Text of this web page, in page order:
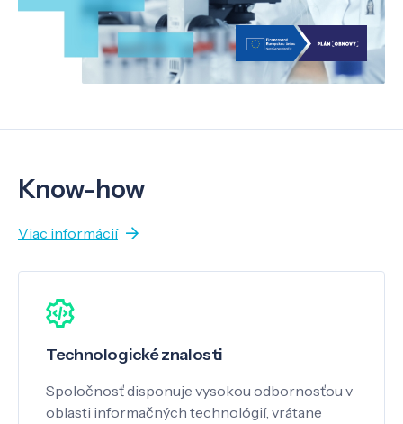
Know-how
Viac informácií
Technologické znalosti
Spoločnosť disponuje vysokou odbornosťou v
oblasti informačných technológií, vrátane